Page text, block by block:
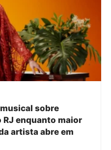
sobre
RJ enquanto maior
artista abre em